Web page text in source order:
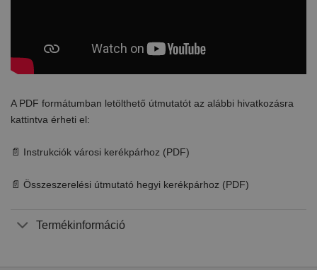
A PDF formátumban letölthető útmutatót az alábbi hivatkozásra
kattintva érheti el:
📄 Instrukciók városi kerékpárhoz (PDF)
📄 Összeszerelési útmutató hegyi kerékpárhoz (PDF)
Termékinformáció